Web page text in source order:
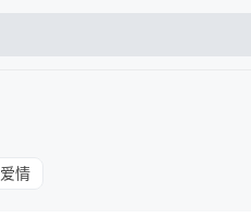
爱情